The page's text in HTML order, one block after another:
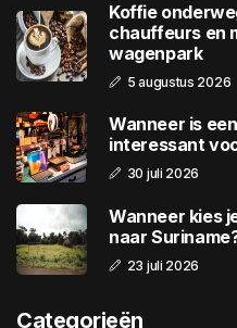
Koffie
chauffeurs en
wagenpark
5 augustus 2026
Wanneer is
interessant
30 juli 2026
Wanneer kies
naar
23 juli 2026
Categorieën